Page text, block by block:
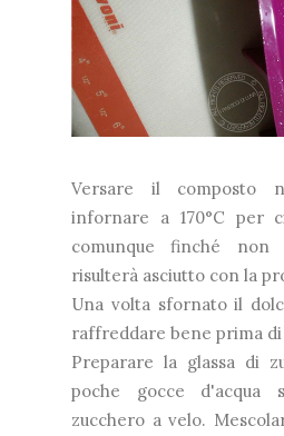
Versare il composto
infornare a 170°C per
comunque finché
risulterà asciutto con la
Una volta sfornato il
raffreddare bene prima
Preparare la glassa di
poche gocce d'acqua
zucchero a velo.